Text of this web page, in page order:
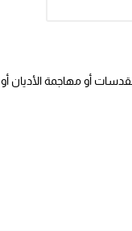
أو مهاجمة الأديان أو